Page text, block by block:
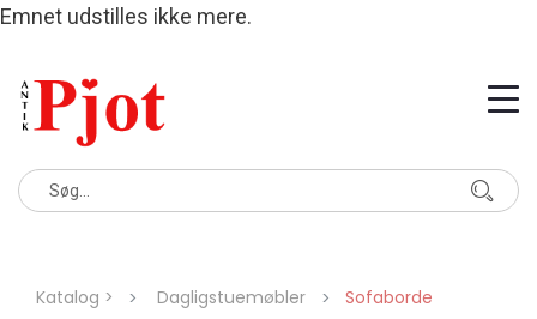
Emnet udstilles ikke mere.
Katalog > Dagligstuemøbler Sofaborde